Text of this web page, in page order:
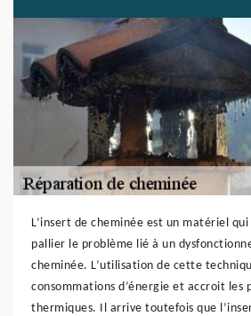
L’insert de cheminée est un matériel
pallier le problème lié à un
cheminée. L’utilisation de cette
consommations d’énergie et accroit les
thermiques. Il arrive toutefois que